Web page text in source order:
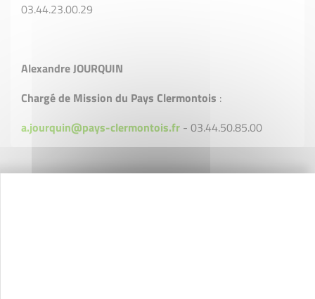
03.44.23.00.29
Alexandre JOURQUIN
Chargé de Mission du Pays Clermontois :
a.jourquin@pays-clermontois.fr - 03.44.50.85.00